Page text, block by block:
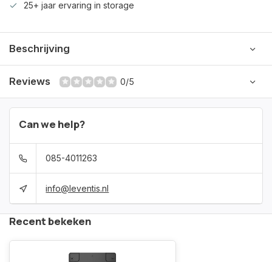
25+ jaar ervaring in storage
Beschrijving
Reviews 0/5
Can we help?
085-4011263
info@leventis.nl
Recent bekeken